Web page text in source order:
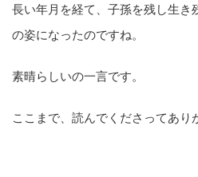
長い年月を経て、子孫を残し生き
の姿になったのですね。
素晴らしいの一言です。
ここまで、読んでくださってあり